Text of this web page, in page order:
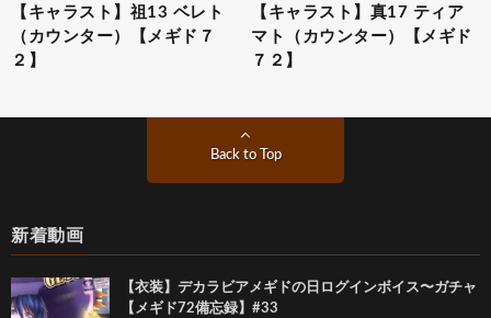
【キャラスト】祖13 ベレト
（カウンター）【メギド７
２】
【キャラスト】真17 ティア
マト（カウンター）【メギド
７２】
Back to Top
新着動画
【衣装】デカラビアメギドの日ログインボイス〜ガチャ
【メギド72備忘録】#33